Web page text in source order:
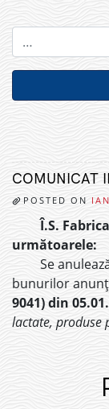
COMUNICAT
POSTED ON
Î.S.
următoarele:
Se
bunurilor
9041) din
lactate, produse